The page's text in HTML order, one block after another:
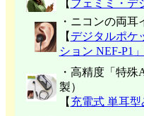
【 フェミミ・デ
・ニコンの両耳
【 デジタルポケ
ション NEF-P1」
・高精度「特
製）
【 充電式 単耳